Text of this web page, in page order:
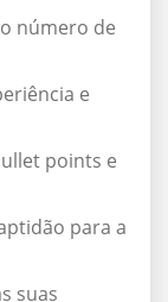
número de
e
points e
para a
suas